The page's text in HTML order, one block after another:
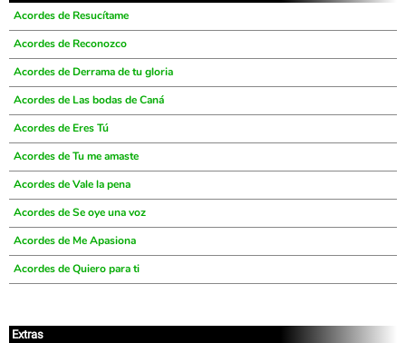
Acordes de Resucítame
Acordes de Reconozco
Acordes de Derrama de tu gloria
Acordes de Las bodas de Caná
Acordes de Eres Tú
Acordes de Tu me amaste
Acordes de Vale la pena
Acordes de Se oye una voz
Acordes de Me Apasiona
Acordes de Quiero para ti
Extras